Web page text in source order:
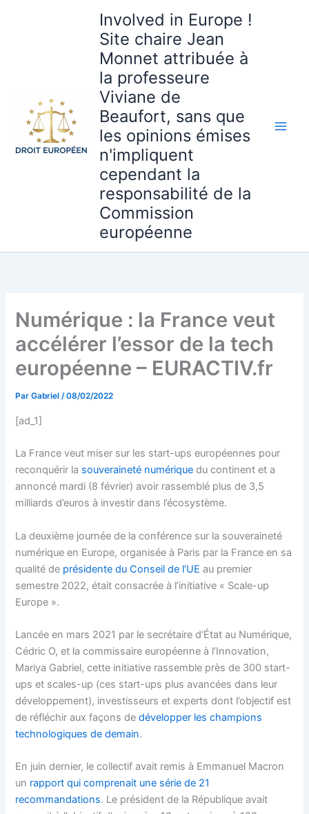
Involved in Europe !
Site chaire Jean
Monnet attribuée à
la professeure
Viviane de
Beaufort, sans que
les opinions émises
n'impliquent
cependant la
responsabilité de la
Commission
européenne
Numérique : la France veut
accélérer l’essor de la tech
européenne – EURACTIV.fr
ParGabriel/08/02/2022
[ad_1]
La France veut miser sur les start-ups européennes pour
reconquérir la souveraineté numérique du continent et a
annoncé mardi (8 février) avoir rassemblé plus de 3,5
milliards d’euros à investir dans l’écosystème.
La deuxième journée de la conférence sur la souveraineté
numérique en Europe, organisée à Paris par la France en sa
qualité de présidente du Conseil de l’UE au premier
semestre 2022, était consacrée à l’initiative « Scale-up
Europe ».
Lancée en mars 2021 par le secrétaire d’État au Numérique,
Cédric O, et la commissaire européenne à l’Innovation,
Mariya Gabriel, cette initiative rassemble près de 300 start-
ups et scales-up (ces start-ups plus avancées dans leur
développement), investisseurs et experts dont l’objectif est
de réfléchir aux façons dedévelopper les champions
technologiques de demain.
En juin dernier, le collectif avait remis à Emmanuel Macron
un rapport qui comprenait une série de 21
recommandations. Le président de la République avait